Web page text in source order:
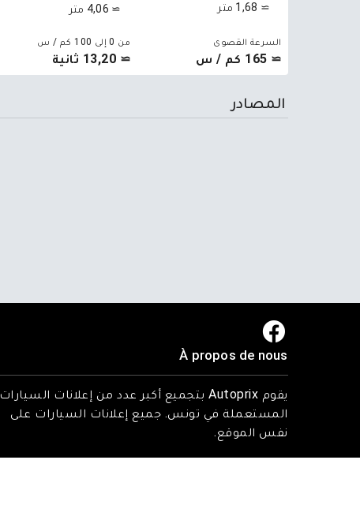
≃ 4,06 متر ≃ 1,68 متر
السرعة القصوى
≃ 165 كم / س
من 0 إلى 100 كم / س
≃ 13,20 ثانية
المصادر
À propos de nous
يقوم Autoprix بتجميع أكبر عدد من إعلانات السيارات
المستعملة في تونس. جميع إعلانات السيارات على
نفس الموقع.